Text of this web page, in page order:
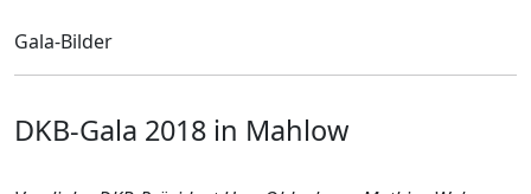
Gala-Bilder
DKB-Gala 2018 in Mahlow